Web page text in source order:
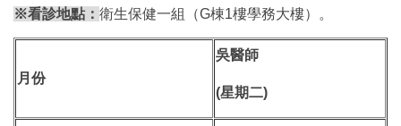
※看診地點： 衛生保健一組（G棟1樓學務大樓）。
月份
吳醫師
(星期二)